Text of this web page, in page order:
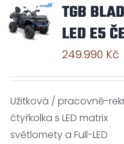
TGB
LED E5
249.990 Kč
Užitková / pracovně-
čtyřkolka s LED matrix
světlomety a Full-LED